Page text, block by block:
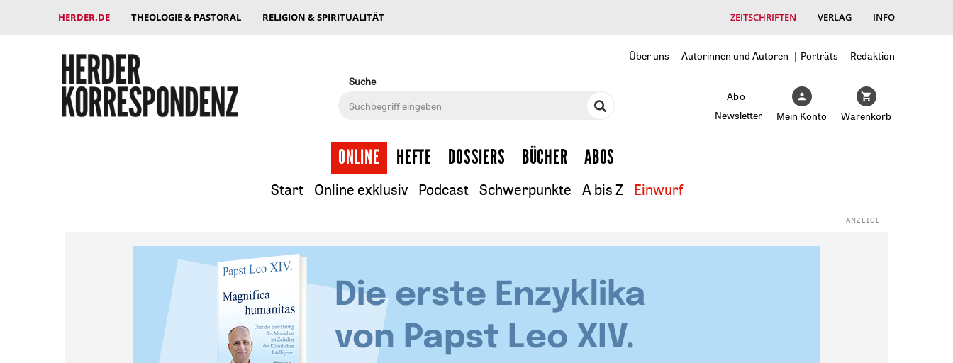
HERDER.DE THEOLOGIE & PASTORAL RELIGION & SPIRITUALITÄT ZEITSCHRIFTEN VERLAG INFO
Über uns Autorinnen und Autoren Porträts
Redaktion
Suche
Abo
Newsletter
Mein Konto Warenkorb
ONLINE HEFTE DOSSIERS BÜCHER ABOS
Start Online exklusiv Podcast Schwerpunkte A bis Z Einwurf